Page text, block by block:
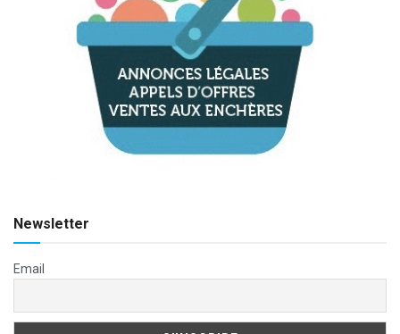
Newsletter
Email